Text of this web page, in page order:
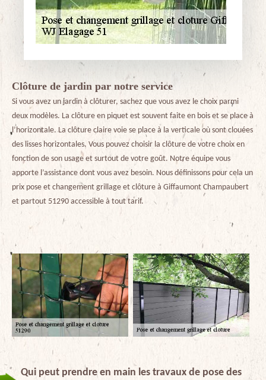
Clôture de jardin par notre service
Si vous avez un jardin à clôturer, sachez que vous avez le choix parmi
deux modèles. La clôture en piquet est souvent faite en bois et se place à
l’horizontale. La clôture claire voie se place à la verticale où sont clouées
des lisses horizontales. Vous pouvez choisir la clôture de votre choix en
fonction de son usage et surtout de votre goût. Notre équipe vous
apporte l’assistance dont vous avez besoin. Nous définissons pour cela un
prix pose et changement grillage et clôture à Giffaumont Champaubert
et partout 51290 accessible à tout tarif.
Qui peut prendre en main les travaux de pose des